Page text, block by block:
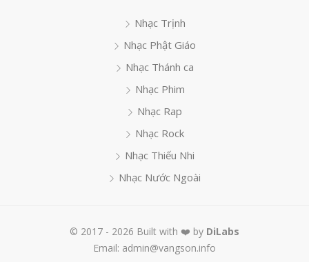
Nhạc Trịnh
Nhạc Phật Giáo
Nhạc Thánh ca
Nhạc Phim
Nhạc Rap
Nhạc Rock
Nhạc Thiếu Nhi
Nhạc Nước Ngoài
© 2017 - 2026 Built with ❤️ by DiLabs
Email: admin@vangson.info